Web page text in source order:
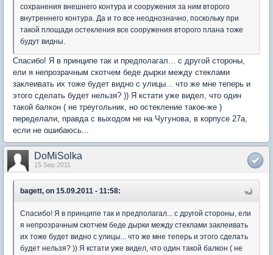
сохранения внешнего контура и сооружения за ним второго
внутреннего контура. Да и то все неоднозначно, поскольку при
такой площади остекления все сооружения второго плана тоже
будут видны.
Спасибо! Я в принципе так и предполагал... с другой стороны,
ели я непрозрачным скотчем беде дырки между стеклами
заклеивать их тоже будет видно с улицы... что же мне теперь и
этого сделать будет нельзя? )) Я кстати уже видел, что один
такой балкон ( не треугольник, но остекление такое-же )
переделали, правда с выходом не на Чугунова, в корпусе 27а,
если не ошибаюсь...
DoMiSolka
15 Sep 2011
bagett, on 15.09.2011 - 11:58:
Спасибо! Я в принципе так и предполагал... с другой стороны, ели
я непрозрачным скотчем беде дырки между стеклами заклеивать
их тоже будет видно с улицы... что же мне теперь и этого сделать
будет нельзя? )) Я кстати уже видел, что один такой балкон ( не